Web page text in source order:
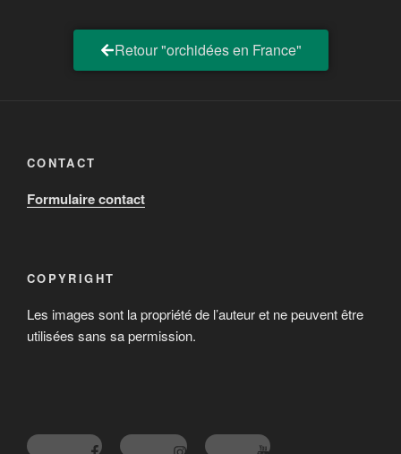
Retour "orchidées en France"
CONTACT
Formulaire contact
COPYRIGHT
Les images sont la propriété de l’auteur et ne peuvent être
utilisées sans sa permission.